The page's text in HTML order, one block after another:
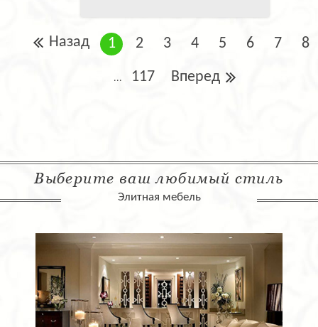
Назад 1 2 3 4 5 6 7 8
... 117 Вперед
Выберите ваш любимый стиль
Элитная мебель